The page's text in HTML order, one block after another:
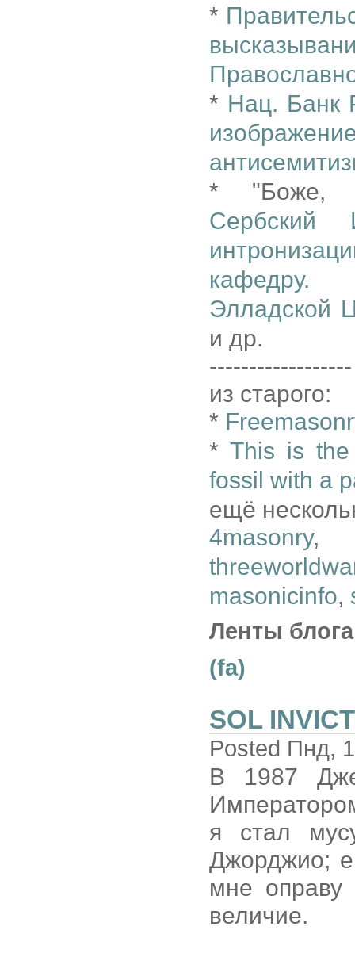
*
* Нац. Банк
* "Боже,
Сербский
кафедру.
Элладской
и др.
------------------
из старого:
*
*This is
fossil with a
ещё
4masonry
masonicinfo,
Ленты
(fa)
SOL
Posted Пнд,
В 1987
я стал
Джорджио;
мне оправу
величие.